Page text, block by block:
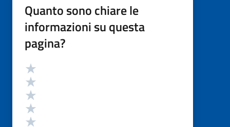
Quanto sono chiare le
informazioni su questa
pagina?
Valutazione